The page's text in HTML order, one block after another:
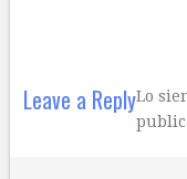
Leave a ReplyLo